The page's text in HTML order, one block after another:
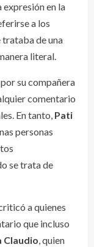
en la
a los
trataba de una
literal.
su compañera
comentario
En tanto, Pati
personas
se trata de
a quienes
que incluso
Claudio, quien